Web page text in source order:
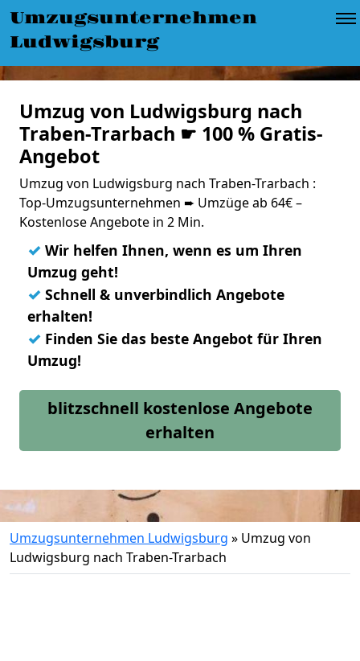
Umzugsunternehmen
Ludwigsburg
Umzug von Ludwigsburg nach
Traben-Trarbach ☛ 100 % Gratis-
Angebot
Umzug von Ludwigsburg nach Traben-Trarbach :
Top-Umzugsunternehmen ➨ Umzüge ab 64€ –
Kostenlose Angebote in 2 Min.
✓ Wir helfen Ihnen, wenn es um Ihren
Umzug geht!
✓ Schnell & unverbindlich Angebote
erhalten!
✓ Finden Sie das beste Angebot für Ihren
Umzug!
blitzschnell kostenlose Angebote
erhalten
Umzugsunternehmen Ludwigsburg » Umzug von
Ludwigsburg nach Traben-Trarbach